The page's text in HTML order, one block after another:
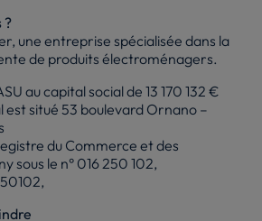
?
une entreprise spécialisée dans la
de produits électroménagers.
au capital social de 13 170 132 €
est situé 53 boulevard Ornano –
du Commerce et des
sous le n° 016 250 102,